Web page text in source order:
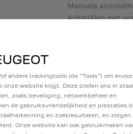
Manuele
Achterklep met
Cruise control +
andere trackingtools (de “Tools”) om
onze website krijgt. Deze stellen ons in
zoals beveiliging, netwerkbeheer en
de gebruiksvriendelijkheid en prestaties
en zoekresultaten, en zorgen
Onze website kan ook gebruikmaken